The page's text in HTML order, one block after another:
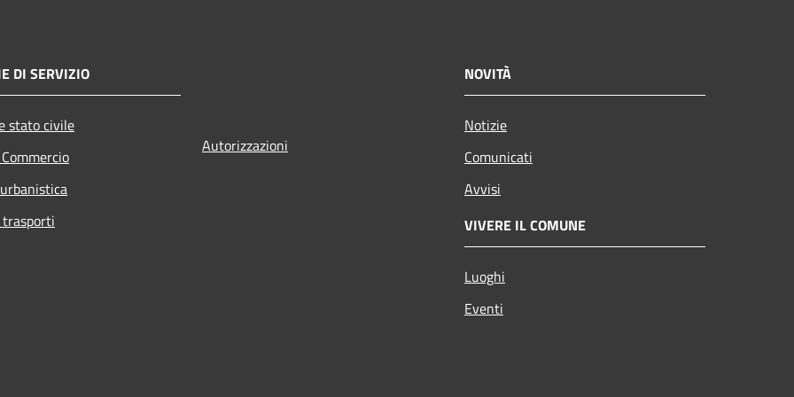
DI SERVIZIO
stato civile
Autorizzazioni
NOVITÀ
Notizie
Comunicati
Avvisi
VIVERE IL COMUNE
Luoghi
Eventi